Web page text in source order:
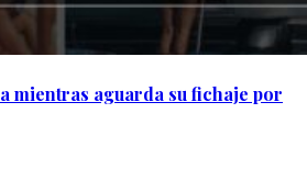
mientras aguarda su fichaje por